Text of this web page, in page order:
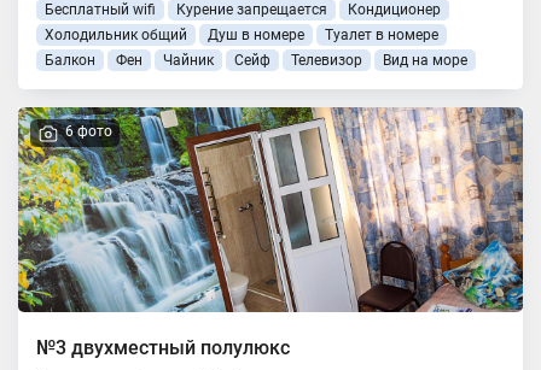
Бесплатный wifi Курение запрещается
Кондиционер
Холодильник общий
Душ в номере
Туалет в номере
Балкон
Фен Чайник Сейф Телевизор Вид на море
6 фото
№3 двухместный полулюкс